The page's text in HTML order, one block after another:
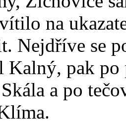
na
Nejdříve se
pak po
a po